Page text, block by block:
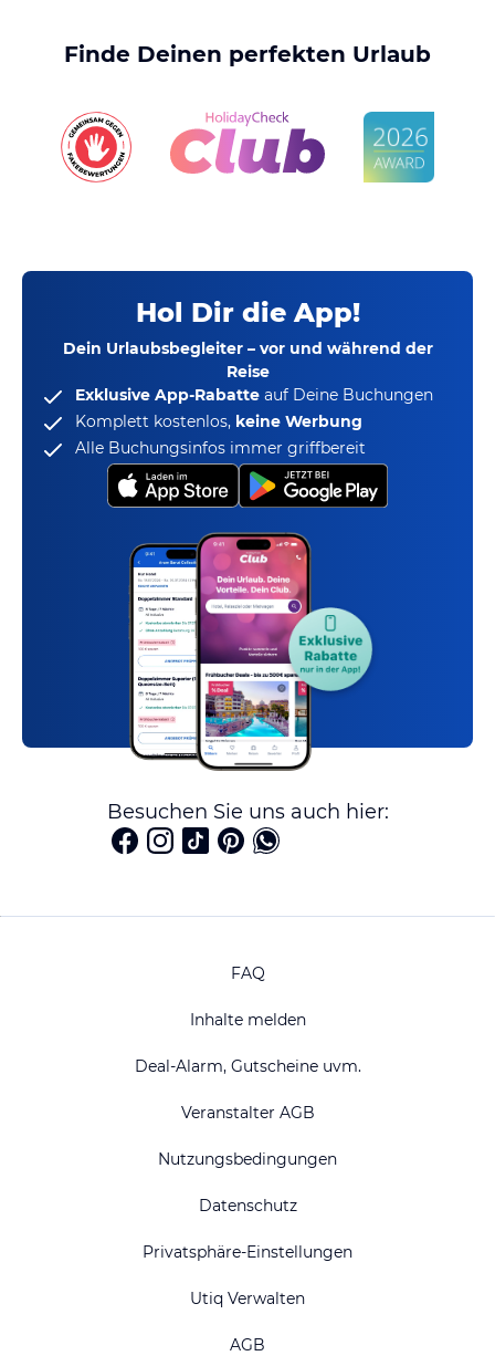
Finde Deinen perfekten Urlaub
Hol Dir die App!
Dein Urlaubsbegleiter – vor und während der
Reise
Exklusive App-Rabatte auf Deine Buchungen
Komplett kostenlos, keine Werbung
Alle Buchungsinfos immer griffbereit
Besuchen Sie uns auch hier:
FAQ
Inhalte melden
Deal-Alarm, Gutscheine uvm.
Veranstalter AGB
Nutzungsbedingungen
Datenschutz
Privatsphäre-Einstellungen
Utiq Verwalten
AGB